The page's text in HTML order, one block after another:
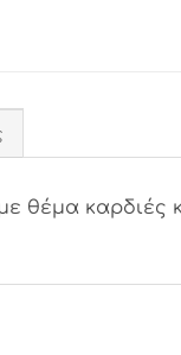
θέμα καρδιές